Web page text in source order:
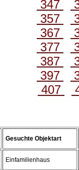
347
357
367
377
387
397
407
Gesuchte Objektart
Einfamilienhaus